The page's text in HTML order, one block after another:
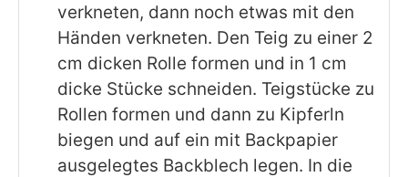
verkneten, dann noch etwas mit den
Händen verkneten. Den Teig zu einer 2
cm dicken Rolle formen und in 1 cm
dicke Stücke schneiden. Teigstücke zu
Rollen formen und dann zu Kipferln
biegen und auf ein mit Backpapier
ausgelegtes Backblech legen. In die